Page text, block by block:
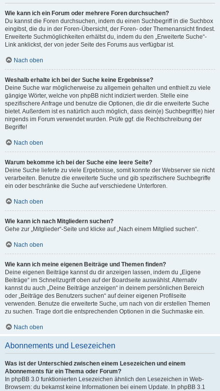
Wie kann ich ein Forum oder mehrere Foren durchsuchen?
Du kannst die Foren durchsuchen, indem du einen Suchbegriff in die Suchbox
eingibst, die du in der Foren-Übersicht, der Foren- oder Themenansicht findest.
Erweiterte Suchmöglichkeiten erhältst du, indem du den „Erweiterte Suche“-
Link anklickst, der von jeder Seite des Forums aus verfügbar ist.
Nach oben
Weshalb erhalte ich bei der Suche keine Ergebnisse?
Deine Suche war möglicherweise zu allgemein gehalten und enthielt zu viele
gängige Wörter, welche von phpBB nicht indiziert werden. Stelle eine
spezifischere Anfrage und benutze die Optionen, die dir die erweiterte Suche
bietet. Außerdem ist es natürlich auch möglich, dass dein(e) Suchbegriff(e) hier
nirgends im Forum verwendet wurden. Prüfe ggf. die Rechtschreibung der
Begriffe!
Nach oben
Warum bekomme ich bei der Suche eine leere Seite?
Deine Suche lieferte zu viele Ergebnisse, somit konnte der Webserver sie nicht
verarbeiten. Benutze die erweiterte Suche und gib spezifischere Suchbegriffe
ein oder beschränke die Suche auf verschiedene Unterforen.
Nach oben
Wie kann ich nach Mitgliedern suchen?
Gehe zur „Mitglieder“-Seite und klicke auf „Nach einem Mitglied suchen“.
Nach oben
Wie kann ich meine eigenen Beiträge und Themen finden?
Deine eigenen Beiträge kannst du dir anzeigen lassen, indem du „Eigene
Beiträge“ im Schnellzugriff oben auf der Boardseite auswählst. Alternativ
kannst du auch „Deine Beiträge anzeigen“ in deinem persönlichen Bereich
oder „Beiträge des Benutzers suchen“ auf deiner eigenen Profilseite
verwenden. Benutze die erweiterte Suche, um nach von dir erstellen Themen
zu suchen. Trage dort die entsprechenden Optionen in die Suchmaske ein.
Nach oben
Abonnements und Lesezeichen
Was ist der Unterschied zwischen einem Lesezeichen und einem
Abonnements für ein Thema oder Forum?
In phpBB 3.0 funktionierten Lesezeichen ähnlich den Lesezeichen in Web-
Browsern: du bekamst keine Informationen bei einem Update. In phpBB 3.1